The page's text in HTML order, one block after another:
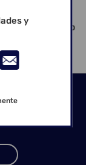
puentes
al astillado
y